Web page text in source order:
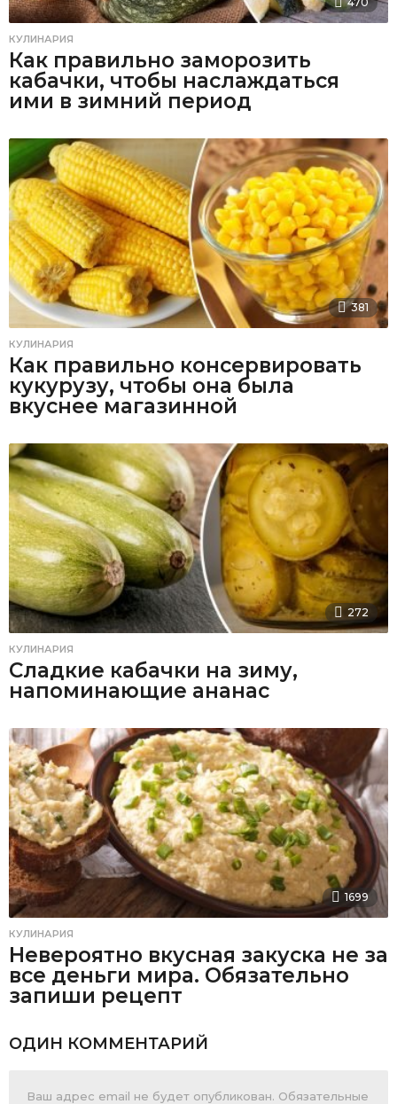
КУЛИНАРИЯ
Как правильно заморозить
кабачки, чтобы наслаждаться
ими в зимний период
381
КУЛИНАРИЯ
Как правильно консервировать
кукурузу, чтобы она была
вкуснее магазинной
272
КУЛИНАРИЯ
Сладкие кабачки на зиму,
напоминающие ананас
1699
КУЛИНАРИЯ
Невероятно вкусная закуска не за
все деньги мира. Обязательно
запиши рецепт
ОДИН КОММЕНТАРИЙ
Ваш адрес email не будет опубликован. Обязательные